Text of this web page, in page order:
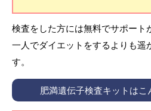
検査をした方には無料でサポート
一人でダイエットをするよりも遥
す。
肥満遺伝子検査キットはこ